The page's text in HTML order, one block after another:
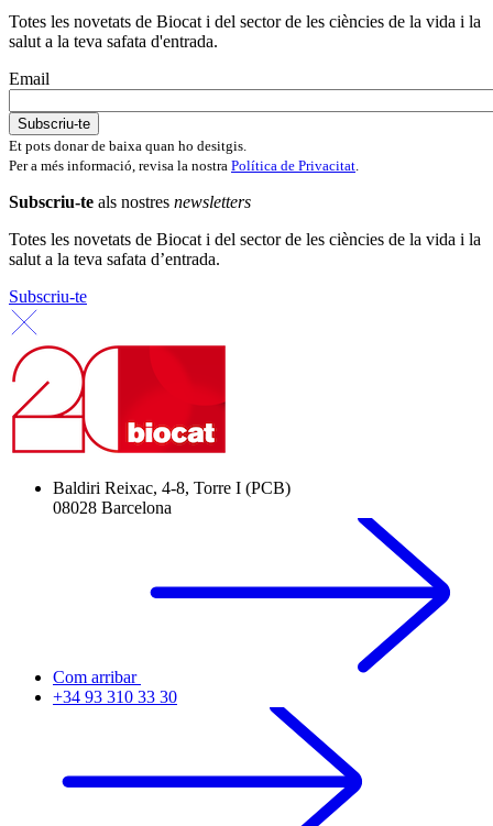
Totes les novetats de Biocat i del sector de les ciències de la vida i la
salut a la teva safata d'entrada.
Email
Et pots donar de baixa quan ho desitgis.
Per a més informació, revisa la nostra Política de Privacitat
Subscriu-te als nostres newsletters
Totes les novetats de Biocat i del sector de les ciències de la vida i la
salut a la teva safata d’entrada.
Subscriu-te
Baldiri Reixac, 4-8, Torre I (PCB)
08028 Barcelona
Com arribar
+34 93 310 33 30